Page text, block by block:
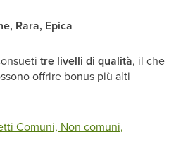
Rara, Epica
tre livelli di qualità, il che
offrire bonus più alti
Comuni, Non comuni,